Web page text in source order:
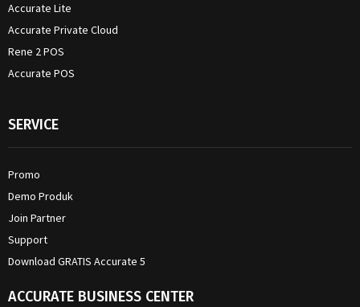
Accurate Lite
Accurate Private Cloud
Rene 2 POS
Accurate POS
SERVICE
Promo
Demo Produk
Join Partner
Support
Download GRATIS Accurate 5
ACCURATE BUSINESS CENTER